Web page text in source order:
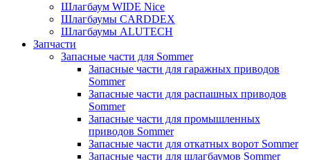
Шлагбаум WIDE Nice
Шлагбаумы CARDDEX
Шлагбаумы ALUTECH
Запчасти
Запасные части для Sommer
Запасные части для гаражных приводов
Sommer
Запасные части для распашных приводов
Sommer
Запасные части для промышленных
приводов Sommer
Запасные части для откатных ворот Sommer
Запасные части для шлагбаумов Sommer